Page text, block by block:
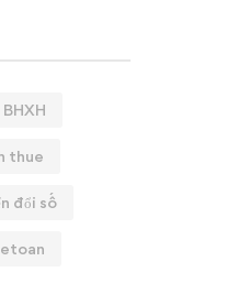
BHXH
thue
đổi số